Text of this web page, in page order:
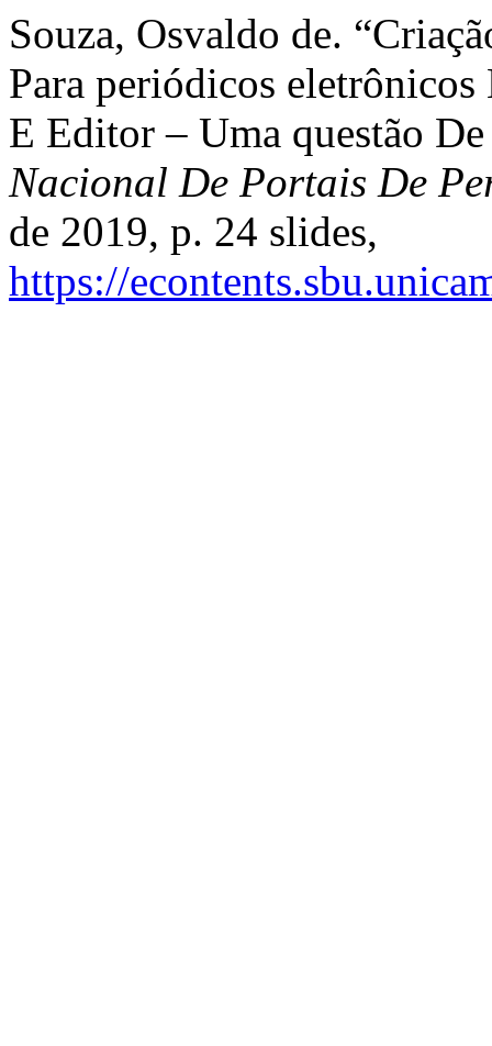
Souza, Osvaldo de.
Para periódicos
E Editor – Uma questão
Nacional De Portais De
de 2019, p. 24 slides,
https://